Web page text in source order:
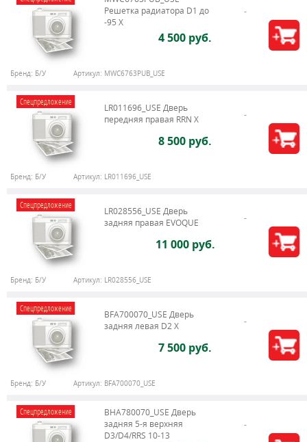
Решетка радиатора D1 до
-95 X
4 500 руб.
Бренд: Б/У Артикул: MWC6763PUB_USE
Спецпредложение
LR011696_USE Дверь
передняя правая RRN X
8 500 руб.
Бренд: Б/У Артикул: LR011696_USE
Спецпредложение
LR028556_USE Дверь
задняя правая EVOQUE
11 000 руб.
Бренд: Б/У Артикул: LR028556_USE
Спецпредложение
BFA700070_USE Дверь
задняя левая D2 X
7 500 руб.
Бренд: Б/У Артикул: BFA700070_USE
Спецпредложение
BHA780070_USE Дверь
задняя 5-я верхняя
D3/D4/RRS 10-13